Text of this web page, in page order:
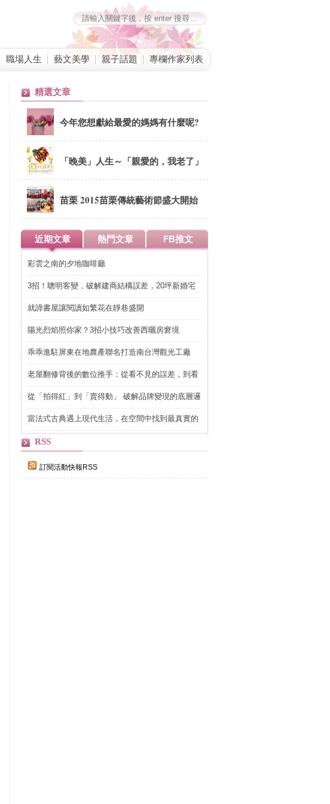
職場人生 藝文美學 親子話題 專欄作家列表
精選文章
今年您想獻給最愛的媽媽有什麼呢?
「晚美」人生～「親愛的，我老了」
台中三部曲
苗栗 2015苗栗傳統藝術節盛大開始
快來參加吉祥物網路票選活動 參加
票選有機會得到住宿大獎喔 從
12/1(二)-12/14(一)天天有靜態展演
週六日還有動態表演喔
近期文章 熱門文章 FB推文
彩雲之南的夕地咖啡廳
3招！聰明客變，破解建商結構誤差，20坪新婚宅
就諦書屋讓閱讀如繁花在靜巷盛開
陽光烈焰照你家？3招小技巧改善西曬房窘境
乖乖進駐屏東在地農產聯名打造南台灣觀光工廠
老屋翻修背後的數位推手：從看不見的誤差，到看
從「拍得紅」到「賣得動」 破解品牌變現的底層邏
當法式古典遇上現代生活，在空間中找到最真實的
RSS
訂閱活動快報RSS